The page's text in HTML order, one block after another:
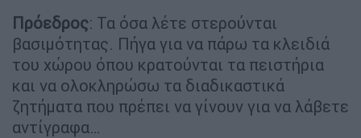
Πρόεδρος: Τα όσα λέτε στερούνται
βασιμότητας. Πήγα για να πάρω τα κλειδιά
του χώρου όπου κρατούνται τα πειστήρια
και να ολοκληρώσω τα διαδικαστικά
ζητήματα που πρέπει να γίνουν για να λάβετε
αντίγραφα…